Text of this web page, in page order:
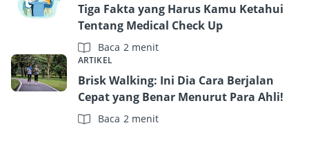
Tiga Fakta yang Harus Kamu Ketahui
Tentang Medical Check Up
Baca 2 menit
ARTIKEL
Brisk Walking: Ini Dia Cara Berjalan
Cepat yang Benar Menurut Para Ahli!
Baca 2 menit